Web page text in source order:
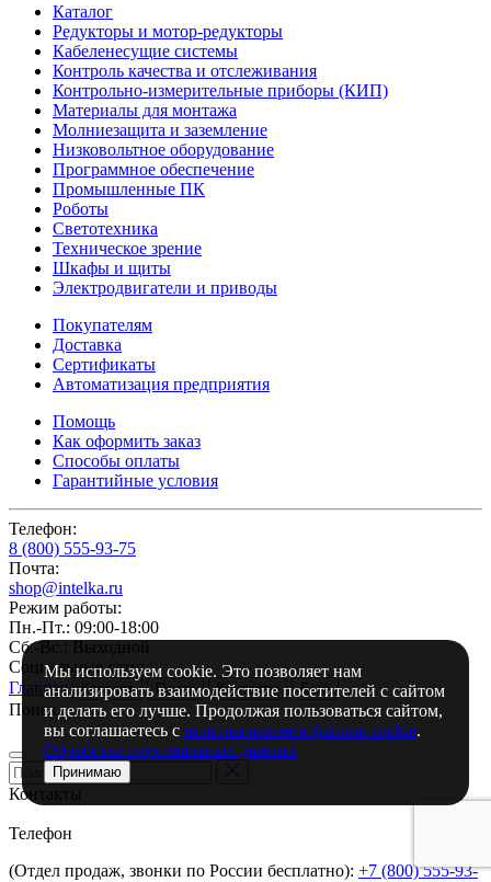
Каталог
Редукторы и мотор-редукторы
Кабеленесущие системы
Контроль качества и отслеживания
Контрольно-измерительные приборы (КИП)
Материалы для монтажа
Молниезащита и заземление
Низковольтное оборудование
Программное обеспечение
Промышленные ПК
Роботы
Светотехника
Техническое зрение
Шкафы и щиты
Электродвигатели и приводы
Покупателям
Доставка
Сертификаты
Автоматизация предприятия
Помощь
Как оформить заказ
Способы оплаты
Гарантийные условия
Телефон:
8 (800) 555-93-75
Почта:
shop@intelka.ru
Режим работы:
Пн.-Пт.: 09:00-18:00
Сб.-Вс.: Выходной
Социальные сети:
Главная
Каталог Поиск Контакты Ещё
Поиск
Контакты
Телефон
(Отдел продаж, звонки по России бесплатно): +7 (800) 555-93-
Мы используем cookie. Это позволяет нам
анализировать взаимодействие посетителей с сайтом
и делать его лучше. Продолжая пользоваться сайтом,
вы соглашаетесь с использованием файлов cookie.
Обработка персональных данных
Принимаю